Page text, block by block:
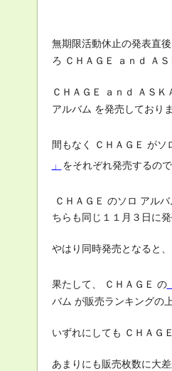
無期限活動休止の発表直
ろ ＣＨＡＧＥ ａｎｄ Ａ
ＣＨＡＧＥ ａｎｄ ＡＳ
アルバム を発売しており
間もなく ＣＨＡＧＥ がソ
」
をそれぞれ発売するの
ＣＨＡＧＥ のソロ アルバ
ちらも同じ１１月３日に
やはり同時発売となると
果たして、 ＣＨＡＧＥ の
バム が販売ランキングの
いずれにしても ＣＨＡＧ
あまりにも販売枚数に大